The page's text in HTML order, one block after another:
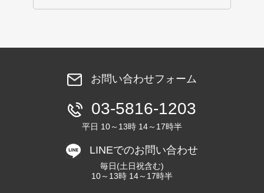
お問い合わせフォーム
03-5816-1203
平日 10～13時 14～17時半
LINEでのお問い合わせ
毎日(土日祝含む)
10～13時 14～17時半